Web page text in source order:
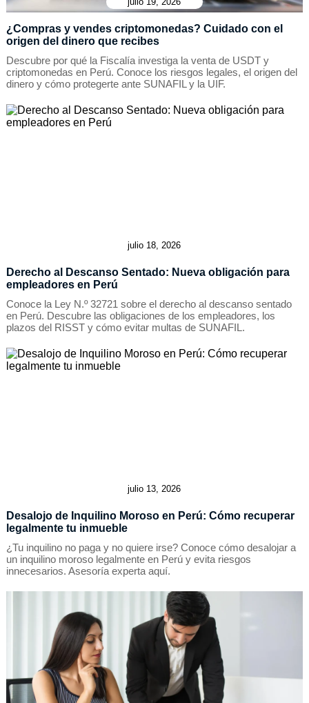
¿Compras y vendes criptomonedas? Cuidado con el
origen del dinero que recibes
Descubre por qué la Fiscalía investiga la venta de USDT y
criptomonedas en Perú. Conoce los riesgos legales, el origen del
dinero y cómo protegerte ante SUNAFIL y la UIF.
julio 18, 2026
Derecho al Descanso Sentado: Nueva obligación para
empleadores en Perú
Conoce la Ley N.º 32721 sobre el derecho al descanso sentado
en Perú. Descubre las obligaciones de los empleadores, los
plazos del RISST y cómo evitar multas de SUNAFIL.
julio 13, 2026
Desalojo de Inquilino Moroso en Perú: Cómo recuperar
legalmente tu inmueble
¿Tu inquilino no paga y no quiere irse? Conoce cómo desalojar a
un inquilino moroso legalmente en Perú y evita riesgos
innecesarios. Asesoría experta aquí.